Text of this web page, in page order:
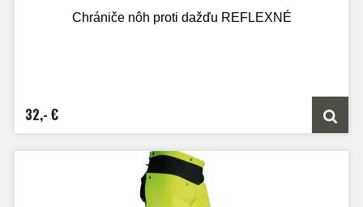
Chrániče nôh proti dažďu REFLEXNÉ
32,- €